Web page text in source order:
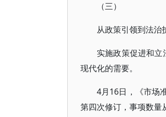
（三）
从政策引领到法
实施政策促进和
现代化的需要。
4月16日，《市场
第四次修订，事项数量